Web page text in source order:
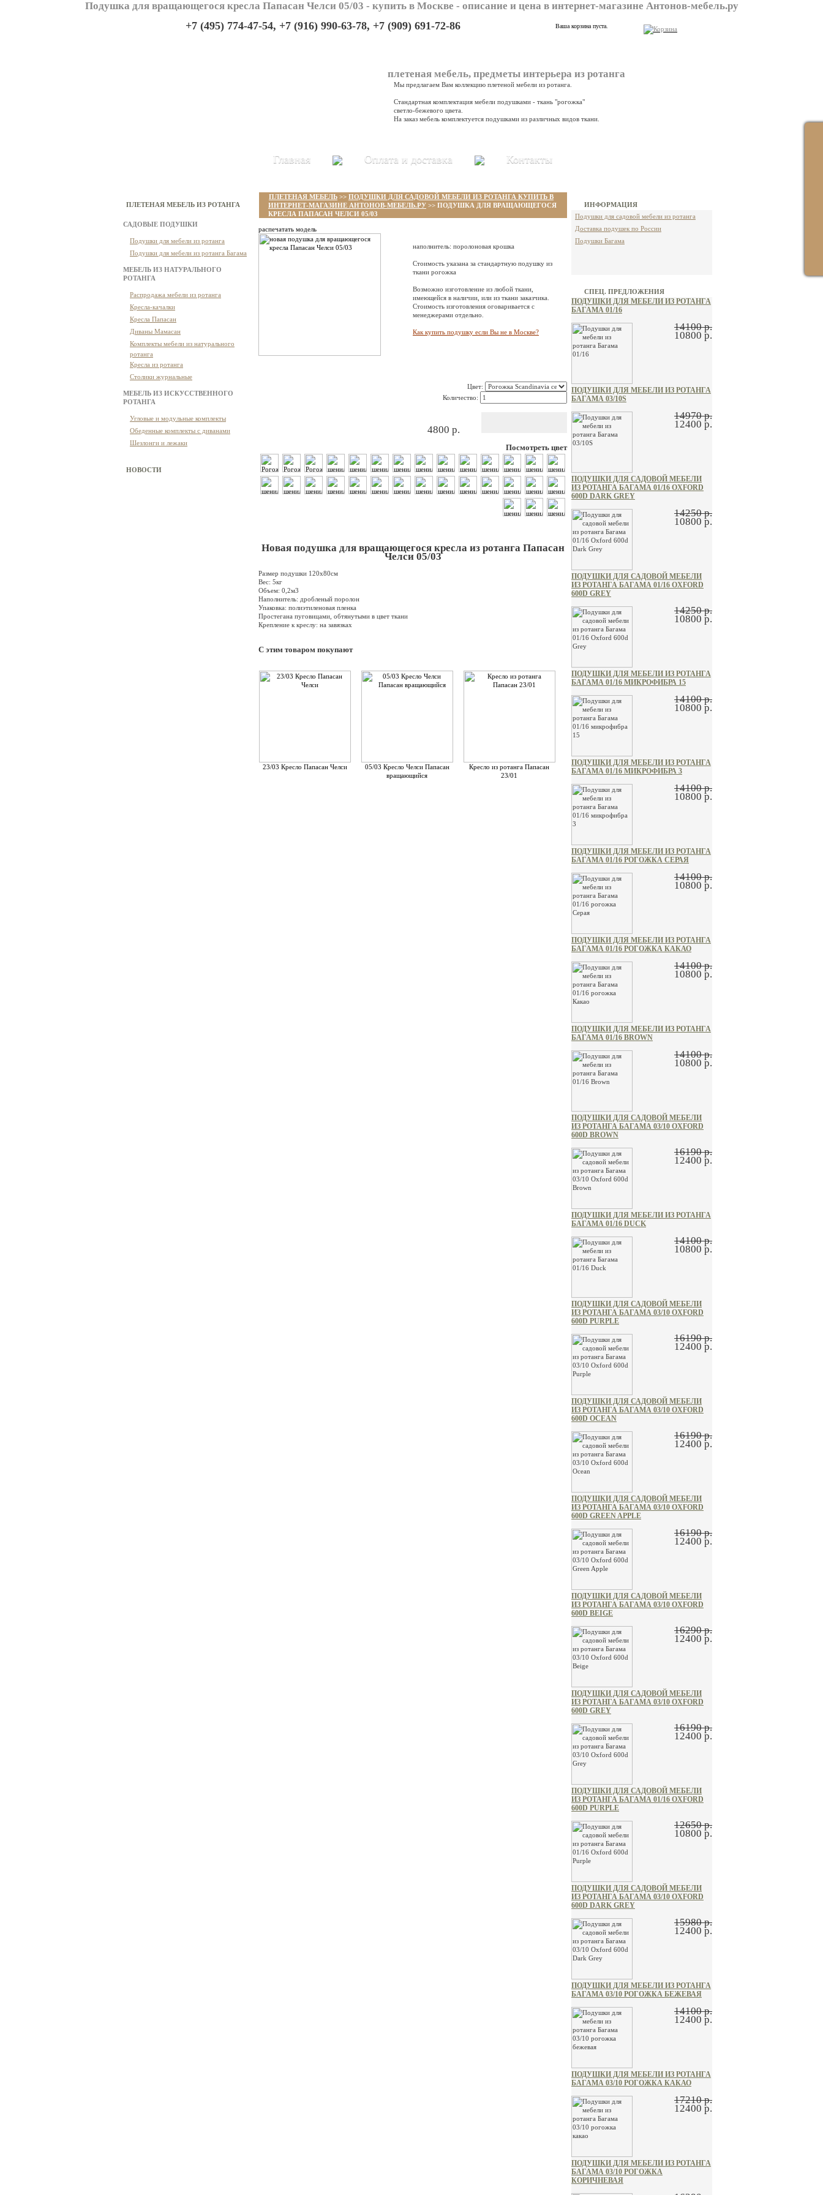
Подушка для вращающегося кресла Папасан Челси 05/03 - купить в Москве - описание и цена в интернет-магазине Антонов-мебель.ру
+7 (495) 774-47-54, +7 (916) 990-63-78, +7 (909) 691-72-86 Ваша корзина пуста.
плетеная мебель, предметы интерьера из ротанга
Мы предлагаем Вам коллекцию плетеной мебели из ротанга.
Стандартная комплектация мебели подушками - ткань "рогожка"
светло-бежевого цвета.
На заказ мебель комплектуется подушками из различных видов ткани.
Главная Оплата и доставка Контакты
ПЛЕТЕНАЯ МЕБЕЛЬ ИЗ РОТАНГА
САДОВЫЕ ПОДУШКИ
Подушки для мебели из ротанга
Подушки для мебели из ротанга Багама
МЕБЕЛЬ ИЗ НАТУРАЛЬНОГО
РОТАНГА
Распродажа мебели из ротанга
Кресла-качалки
Кресла Папасан
Диваны Мамасан
Комплекты мебели из натурального
ротанга
Кресла из ротанга
Столики журнальные
МЕБЕЛЬ ИЗ ИСКУССТВЕННОГО
РОТАНГА
Угловые и модульные комплекты
Обеденные комплекты с диванами
Шезлонги и лежаки
НОВОСТИ
ПЛЕТЕНАЯ МЕБЕЛЬ >> ПОДУШКИ ДЛЯ САДОВОЙ МЕБЕЛИ ИЗ РОТАНГА КУПИТЬ В
ИНТЕРНЕТ-МАГАЗИНЕ АНТОНОВ-МЕБЕЛЬ.РУ >> ПОДУШКА ДЛЯ ВРАЩАЮЩЕГОСЯ
КРЕСЛА ПАПАСАН ЧЕЛСИ 05/03
распечатать модель
наполнитель: поролоновая крошка
Стоимость указана за стандартную подушку из
ткани рогожка
Возможно изготовление из любой ткани,
имеющейся в наличии, или из ткани заказчика.
Стоимость изготовления оговаривается с
менеджерами отдельно.
Как купить подушку если Вы не в Москве?
Цвет:
Количество:
4800 р.
Посмотреть цвет
Новая подушка для вращающегося кресла из ротанга Папасан
Челси 05/03
Размер подушки 120х80см
Вес: 5кг
Объем: 0,2м3
Наполнитель: дробленый поролон
Упаковка: полиэтиленовая пленка
Простегана пуговицами, обтянутыми в цвет ткани
Крепление к креслу: на завязках
С этим товаром покупают
23/03 Кресло Папасан Челси
05/03 Кресло Челси Папасан
вращающийся
Кресло из ротанга Папасан
23/01
ИНФОРМАЦИЯ
Подушки для садовой мебели из ротанга
Доставка подушек по России
Подушки Багама
СПЕЦ. ПРЕДЛОЖЕНИЯ
ПОДУШКИ ДЛЯ МЕБЕЛИ ИЗ РОТАНГА
БАГАМА 01/16
14100 р.
10800 р.
ПОДУШКИ ДЛЯ МЕБЕЛИ ИЗ РОТАНГА
БАГАМА 03/10S
14970 р.
12400 р.
ПОДУШКИ ДЛЯ САДОВОЙ МЕБЕЛИ
ИЗ РОТАНГА БАГАМА 01/16 OXFORD
600D DARK GREY
14250 р.
10800 р.
ПОДУШКИ ДЛЯ САДОВОЙ МЕБЕЛИ
ИЗ РОТАНГА БАГАМА 01/16 OXFORD
600D GREY
14250 р.
10800 р.
ПОДУШКИ ДЛЯ МЕБЕЛИ ИЗ РОТАНГА
БАГАМА 01/16 МИКРОФИБРА 15
14100 р.
10800 р.
ПОДУШКИ ДЛЯ МЕБЕЛИ ИЗ РОТАНГА
БАГАМА 01/16 МИКРОФИБРА 3
14100 р.
10800 р.
ПОДУШКИ ДЛЯ МЕБЕЛИ ИЗ РОТАНГА
БАГАМА 01/16 РОГОЖКА СЕРАЯ
14100 р.
10800 р.
ПОДУШКИ ДЛЯ МЕБЕЛИ ИЗ РОТАНГА
БАГАМА 01/16 РОГОЖКА КАКАО
14100 р.
10800 р.
ПОДУШКИ ДЛЯ МЕБЕЛИ ИЗ РОТАНГА
БАГАМА 01/16 BROWN
14100 р.
10800 р.
ПОДУШКИ ДЛЯ САДОВОЙ МЕБЕЛИ
ИЗ РОТАНГА БАГАМА 03/10 OXFORD
600D BROWN
16190 р.
12400 р.
ПОДУШКИ ДЛЯ МЕБЕЛИ ИЗ РОТАНГА
БАГАМА 01/16 DUCK
14100 р.
10800 р.
ПОДУШКИ ДЛЯ САДОВОЙ МЕБЕЛИ
ИЗ РОТАНГА БАГАМА 03/10 OXFORD
600D PURPLE
16190 р.
12400 р.
ПОДУШКИ ДЛЯ САДОВОЙ МЕБЕЛИ
ИЗ РОТАНГА БАГАМА 03/10 OXFORD
600D OCEAN
16190 р.
12400 р.
ПОДУШКИ ДЛЯ САДОВОЙ МЕБЕЛИ
ИЗ РОТАНГА БАГАМА 03/10 OXFORD
600D GREEN APPLE
16190 р.
12400 р.
ПОДУШКИ ДЛЯ САДОВОЙ МЕБЕЛИ
ИЗ РОТАНГА БАГАМА 03/10 OXFORD
600D BEIGE
16290 р.
12400 р.
ПОДУШКИ ДЛЯ САДОВОЙ МЕБЕЛИ
ИЗ РОТАНГА БАГАМА 03/10 OXFORD
600D GREY
16190 р.
12400 р.
ПОДУШКИ ДЛЯ САДОВОЙ МЕБЕЛИ
ИЗ РОТАНГА БАГАМА 01/16 OXFORD
600D PURPLE
12650 р.
10800 р.
ПОДУШКИ ДЛЯ САДОВОЙ МЕБЕЛИ
ИЗ РОТАНГА БАГАМА 03/10 OXFORD
600D DARK GREY
15980 р.
12400 р.
ПОДУШКИ ДЛЯ МЕБЕЛИ ИЗ РОТАНГА
БАГАМА 03/10 РОГОЖКА БЕЖЕВАЯ
14100 р.
12400 р.
ПОДУШКИ ДЛЯ МЕБЕЛИ ИЗ РОТАНГА
БАГАМА 03/10 РОГОЖКА КАКАО
17210 р.
12400 р.
ПОДУШКИ ДЛЯ МЕБЕЛИ ИЗ РОТАНГА
БАГАМА 03/10 РОГОЖКА
КОРИЧНЕВАЯ